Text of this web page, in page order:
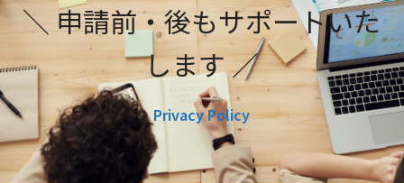
＼ 申請前・後もサポートいた
します ／
Privacy Policy